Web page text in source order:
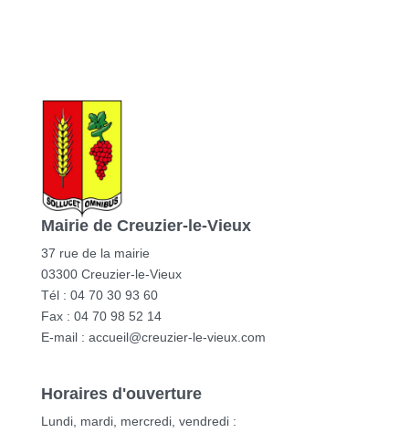
Mairie de Creuzier-le-Vieux
37 rue de la mairie
03300 Creuzier-le-Vieux
Tél : 04 70 30 93 60
Fax : 04 70 98 52 14
E-mail : accueil@creuzier-le-vieux.com
Horaires d'ouverture
Lundi, mardi, mercredi, vendredi :